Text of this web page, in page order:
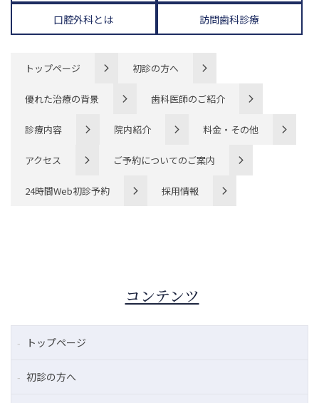
口腔外科とは 訪問歯科診療
トップページ 初診の方へ
優れた治療の背景 歯科医師のご紹介
診療内容 院内紹介 料金・その他
アクセス ご予約についてのご案内
24時間Web初診予約 採用情報
コンテンツ
トップページ
初診の方へ